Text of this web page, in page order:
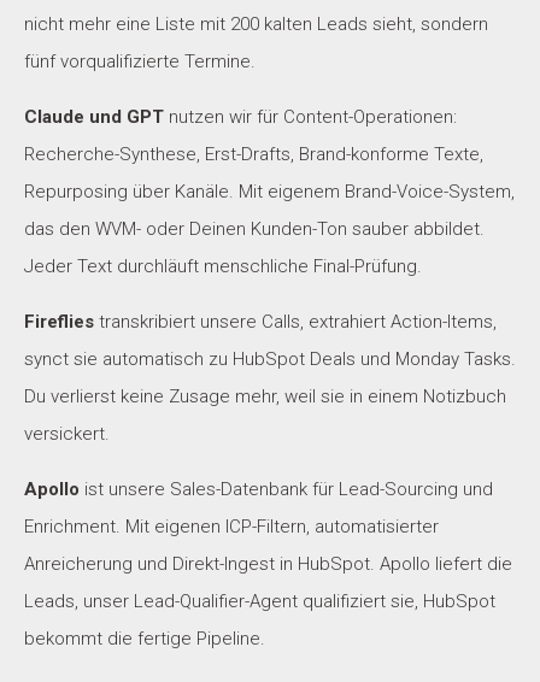
nicht mehr eine Liste mit 200 kalten Leads sieht, sondern
fünf vorqualifizierte Termine.
Claude und GPT nutzen wir für Content-Operationen:
Recherche-Synthese, Erst-Drafts, Brand-konforme Texte,
Repurposing über Kanäle. Mit eigenem Brand-Voice-System,
das den WVM- oder Deinen Kunden-Ton sauber abbildet.
Jeder Text durchläuft menschliche Final-Prüfung.
Fireflies transkribiert unsere Calls, extrahiert Action-Items,
synct sie automatisch zu HubSpot Deals und Monday Tasks.
Du verlierst keine Zusage mehr, weil sie in einem Notizbuch
versickert.
Apollo ist unsere Sales-Datenbank für Lead-Sourcing und
Enrichment. Mit eigenen ICP-Filtern, automatisierter
Anreicherung und Direkt-Ingest in HubSpot. Apollo liefert die
Leads, unser Lead-Qualifier-Agent qualifiziert sie, HubSpot
bekommt die fertige Pipeline.